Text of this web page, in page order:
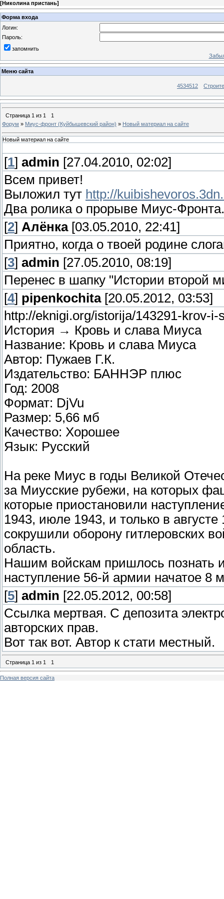
[Николина пристань]
Форма входа
Логин:
Пароль:
запомнить
Меню сайта
4534512
Страница 1 из 1
1
Форум » Миус-фронт (Куйбышевский район) » Новый материал на сайте
Новый материал на сайте
[1] admin [27.04.2010, 02:02]
Всем привет!
Выложил тут http://
Два ролика о прорыве Миус-Фронта.
[2] Алёнка[03.05.2010, 22:41]
Приятно, когда о твоей родине
[3] admin [27.05.2010, 08:19]
Перенес в шапку "Истории второй
[4] pipenkochita[20.05.2012, 03:53]
http://eknigi.org/istorija/143291-krov-
История → Кровь и слава Миуса
Название: Кровь и слава Миуса
Автор: Пужаев Г.К.
Издательство: БАННЭР плюс
Год: 2008
Формат: DjVu
Размер: 5,66 мб
Качество: Хорошее
Язык: Русский
На реке Миус в годы Великой
за Миусские рубежи, на которых
которые приостановили
1943, июле 1943, и только в
сокрушили оборону гитлеровских
область.
Нашим войскам пришлось познать
наступление 56-й армии начатое 8
[5] admin [22.05.2012, 00:58]
Ссылка мертвая. С депозита
авторских прав.
Вот так вот. Автор к стати местный.
Страница 1 из 1 1
Полная версия сайта